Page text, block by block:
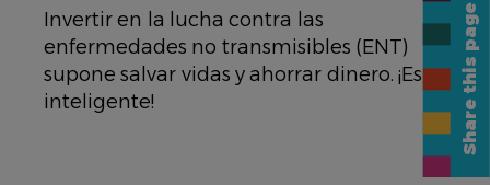
DESCRIPTION
Invertir en la lucha contra las
enfermedades no transmisibles (ENT)
supone salvar vidas y ahorrar dinero. ¡Es
inteligente!
Share this page